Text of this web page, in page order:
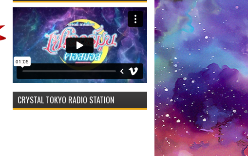
CRYSTAL TOKYO RADIO STATION